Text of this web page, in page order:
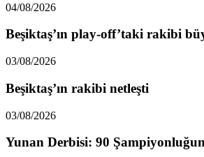
04/08/2026
Beşiktaş’ın play-off’taki rakibi
03/08/2026
Beşiktaş’ın rakibi netleşti
03/08/2026
Yunan Derbisi: 90